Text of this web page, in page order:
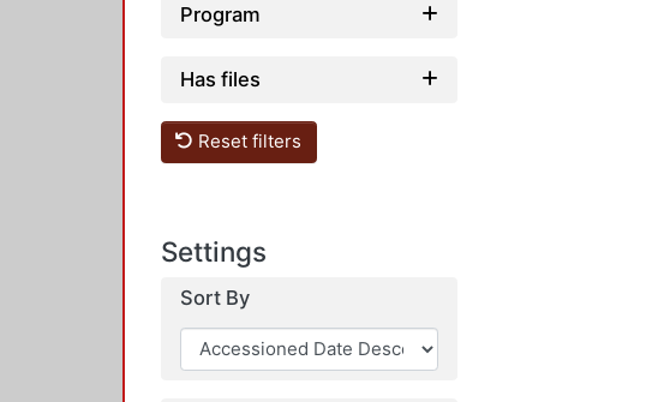
Program
Has files
Reset filters
Settings
Sort By